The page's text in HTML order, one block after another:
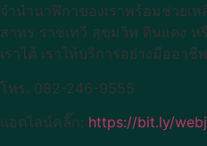
จำนำนาฬิกาของเราพร้อมช่วยเ
สาทร ราชเทวี สุขุมวิท ดินแดง
เราได้ เราให้บริการอย่างมืออาชี
โทร. 082-246-9555
แอดไลน์คลิ๊ก: https://bit.ly/